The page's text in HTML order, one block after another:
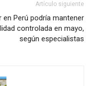
Artículo siguiente
en Perú podría mantener
controlada en mayo,
según especialistas